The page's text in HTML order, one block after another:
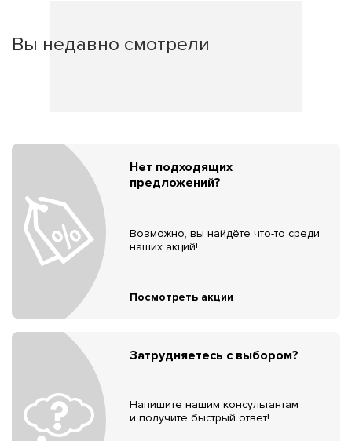
Вы недавно смотрели
Нет подходящих
предложений?
Возможно, вы найдёте что-то среди
наших акций!
Посмотреть акции
Затрудняетесь с выбором?
Напишите нашим консультантам
и получите быстрый ответ!